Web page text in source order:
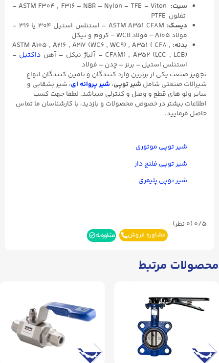
سیت:
ASTM F304 , F316 – NBR – Nylon – TFE – Viton –
تفلون PTFE
دیسک:
ASTM A351 CF8M – استنلس استیل ۳۰۴ یا ۳۱۶ –
فولاد A105 – فولاد WCB – کروم و نیکل
بدنه: ASTM A105 , A216 , A217 (WC6 , WC9) , A351 ( CF8 ,
CF8M) , A352 (LCC , LCB) – آلیاژ نیکل – آهن
داکتیل –
استنلس استیل – برنز – چدن – فولاد
تجهیز صنعت یکی از برترین وارد کنندگان و تامین کنندگان انواع
شیرالات صنعتی شامل شیر توپی،شیر پروانه ای، شیر بشقابی و
سایر ولو های قطع و وصل و کنترلی میباشد. لطفا جهت کسب
اطلاعات بیشتر در خصوص محصولات و بازدید، با کارشناسان ما تماس
حاصل فرمایید.
شیر توپی موتوری
شیر توپی فلنج دار
شیر توپی پلیمری
0/5 (۰ نظر)
مشاوره فروش مشاوره بله
محصولات مرتبط